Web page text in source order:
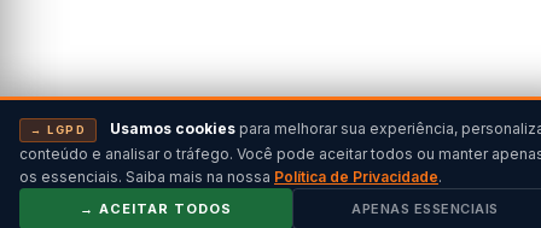
→ LGPD Usamos cookies para melhorar sua experiência,
conteúdo e analisar o tráfego. Você pode aceitar todos ou manter
os essenciais. Saiba mais na nossa Política de Privacidade.
→ ACEITAR TODOS APENAS ESSENCIAIS